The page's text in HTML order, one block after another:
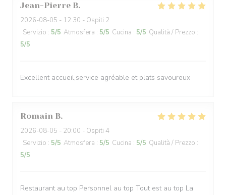
Jean-Pierre B
2026-08-05 - 12:30 - Ospiti 2
Servizio : 5/5 Atmosfera : 5/5 Cucina : 5/5 Qualità / Prezzo :
5/5
Excellent accueil,service agréable et plats savoureux
Romain B
2026-08-05 - 20:00 - Ospiti 4
Servizio : 5/5 Atmosfera : 5/5 Cucina : 5/5 Qualità / Prezzo :
5/5
Restaurant au top Personnel au top Tout est au top La